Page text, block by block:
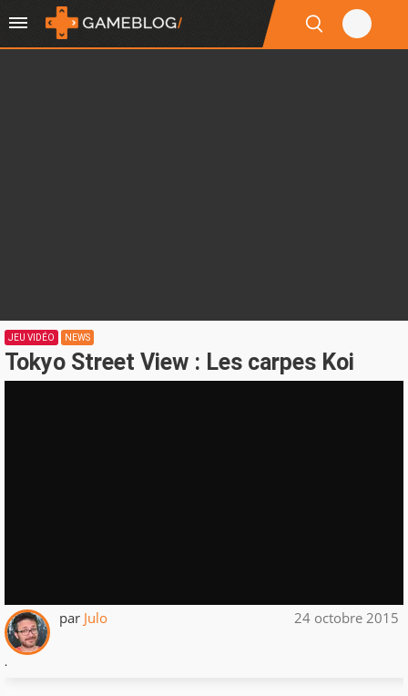
JEU VIDÉO NEWS
Tokyo Street View : Les carpes Koi
par Julo 24 octobre 2015
.